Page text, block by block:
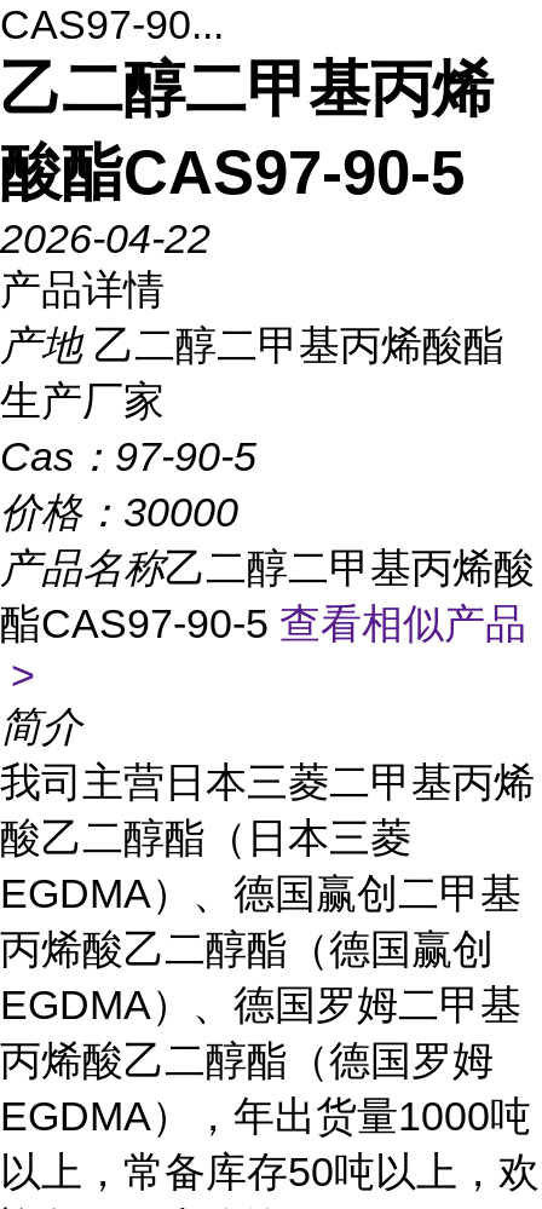
CAS97-90...
乙二醇二甲基丙烯
酸酯CAS97-90-5
2026-04-22
产品详情
产地 乙二醇二甲基丙烯酸酯
生产厂家
Cas： 97-90-5
价格： 30000
产品名称乙二醇二甲基丙烯酸
酯CAS97-90-5 查看相似产品
>
简介
我司主营日本三菱二甲基丙烯
酸乙二醇酯（日本三菱
EGDMA）、德国赢创二甲基
丙烯酸乙二醇酯（德国赢创
EGDMA）、德国罗姆二甲基
丙烯酸乙二醇酯（德国罗姆
EGDMA），年出货量1000吨
以上，常备库存50吨以上，欢